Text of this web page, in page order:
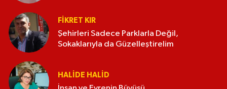
FIKRET KIR
Şehirleri Sadece Parklarla Değil,
Sokaklarıyla da Güzelleştirelim
HALIDE HALID